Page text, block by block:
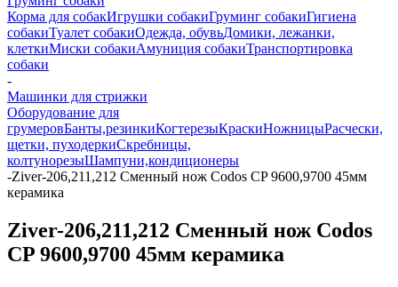
Корма для собакИгрушки собакиГруминг собакиГигиена
собакиТуалет собакиОдежда, обувьДомики, лежанки,
клеткиМиски собакиАмуниция собакиТранспортировка
собаки
-
Машинки для стрижки
Оборудование для
грумеровБанты,резинкиКогтерезыКраскиНожницыРасчески,
щетки, пуходеркиСкребницы,
колтунорезыШампуни,кондиционеры
-Ziver-206,211,212 Сменный нож Codos CP 9600,9700 45мм
керамика
Ziver-206,211,212 Сменный нож Codos
CP 9600,9700 45мм керамика